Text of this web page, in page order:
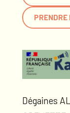
PRENDRE
Dégaines